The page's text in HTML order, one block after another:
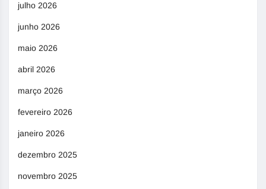
julho 2026
junho 2026
maio 2026
abril 2026
março 2026
fevereiro 2026
janeiro 2026
dezembro 2025
novembro 2025